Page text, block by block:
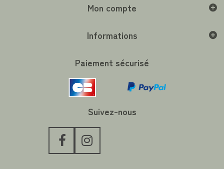
Mon compte
Informations
Paiement sécurisé
Suivez-nous